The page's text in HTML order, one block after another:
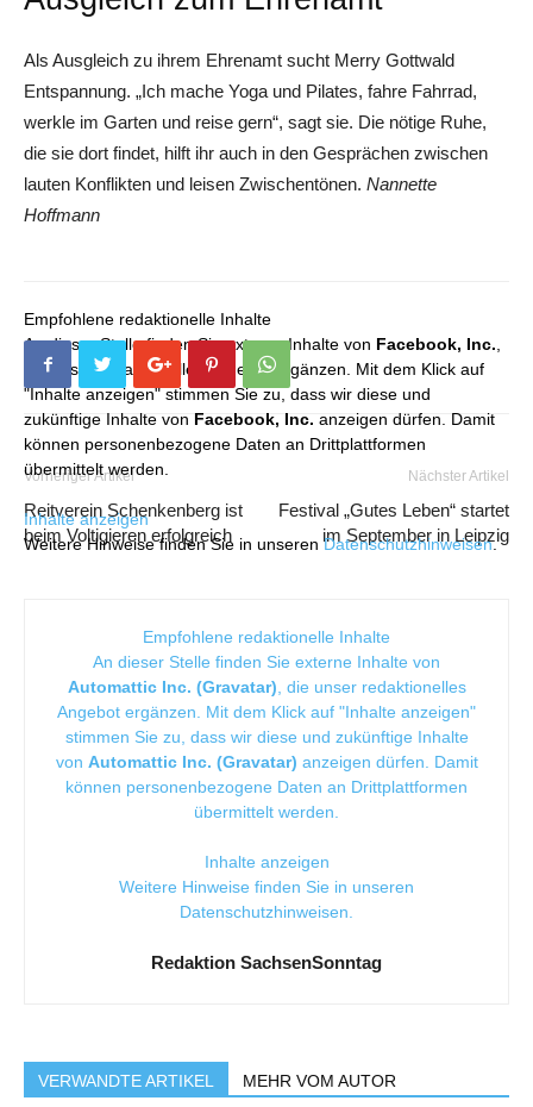
Als Ausgleich zu ihrem Ehrenamt sucht Merry Gottwald
Entspannung. „Ich mache Yoga und ­Pilates, fahre Fahrrad,
werkle im Garten und reise gern“, sagt sie. Die nötige Ruhe,
die sie dort findet, hilft ihr auch in den Gesprächen zwischen
lauten Konflikten und leisen Zwischentönen. Nannette
Hoffmann
Empfohlene redaktionelle Inhalte
An dieser Stelle finden Sie externe Inhalte von Facebook, Inc.,
die unser redaktionelles Angebot ergänzen. Mit dem Klick auf
"Inhalte anzeigen" stimmen Sie zu, dass wir diese und
zukünftige Inhalte von Facebook, Inc. anzeigen dürfen. Damit
können personenbezogene Daten an Drittplattformen
übermittelt werden.
Inhalte anzeigen
Weitere Hinweise finden Sie in unseren Datenschutzhinweisen.
Vorheriger Artikel
Reitverein Schenkenberg ist
beim Voltigieren erfolgreich
Nächster Artikel
Festival „Gutes Leben“ startet
im September in Leipzig
Empfohlene redaktionelle Inhalte
An dieser Stelle finden Sie externe Inhalte von
Automattic Inc. (Gravatar), die unser redaktionelles
Angebot ergänzen. Mit dem Klick auf "Inhalte anzeigen"
stimmen Sie zu, dass wir diese und zukünftige Inhalte
von Automattic Inc. (Gravatar) anzeigen dürfen. Damit
können personenbezogene Daten an Drittplattformen
übermittelt werden.
Inhalte anzeigen
Weitere Hinweise finden Sie in unseren
Datenschutzhinweisen.
Redaktion SachsenSonntag
VERWANDTE ARTIKEL MEHR VOM AUTOR